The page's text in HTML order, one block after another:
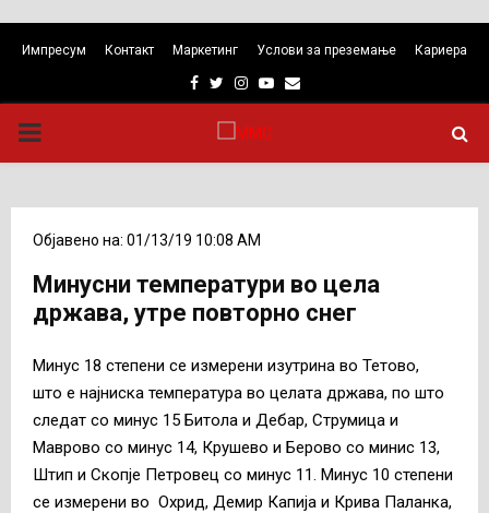
Импресум Контакт Маркетинг Услови за преземање Кариера
Facebook
TwitterInstagram
Youtube
Email
PRIMARY
Објавено на: 01/13/19 10:08 AM
Минусни температури во цела
држава, утре повторно снег
Минус 18 степени се измерени изутрина во Тетово,
што е најниска температура во целата држава, по што
следат со минус 15 Битола и Дебар, Струмица и
Маврово со минус 14, Крушево и Берово со минис 13,
Штип и Скопје Петровец со минус 11. Минус 10 степени
се измерени во Охрид, Демир Капија и Крива Паланка,